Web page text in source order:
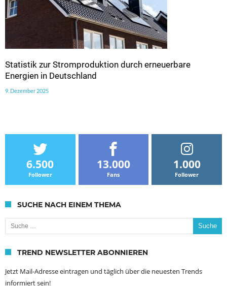
Statistik zur Stromproduktion durch erneuerbare
Energien in Deutschland
9. Dezember 2025
6.500
Follower
13.000
Fans
1.000
Follower
SUCHE NACH EINEM THEMA
Suche nach:
TREND NEWSLETTER ABONNIEREN
Jetzt Mail-Adresse eintragen und täglich über die neuesten Trends
informiert sein!